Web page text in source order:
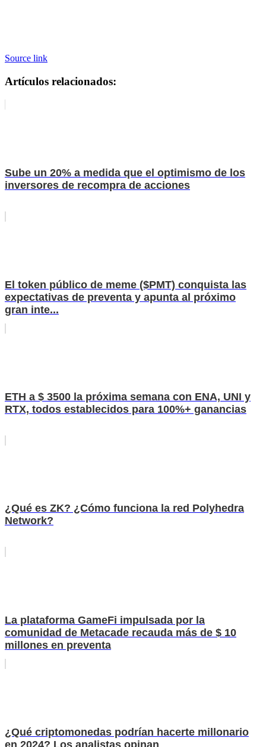
Source link
Artículos relacionados:
Sube un 20% a medida que el optimismo de los
inversores de recompra de acciones
El token público de meme ($PMT) conquista las
expectativas de preventa y apunta al próximo
gran inte...
ETH a $ 3500 la próxima semana con ENA, UNI y
RTX, todos establecidos para 100%+ ganancias
¿Qué es ZK? ¿Cómo funciona la red Polyhedra
Network?
La plataforma GameFi impulsada por la
comunidad de Metacade recauda más de $ 10
millones en preventa
¿Qué criptomonedas podrían hacerte millonario